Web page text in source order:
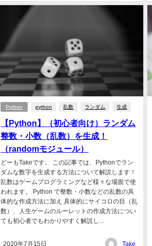
Python python 乱数 ランダム 生成
【Python】（初心者向け）ランダム
整数・小数（乱数）を生成！
（randomモジュール）
どーもTakeです。 この記事では、Pythonでラン
ダムな数字を生成する方法について解説します！
乱数はゲームプログラミングなど様々な場面で使
われます。 Python で整数・小数などの乱数の具
体的な作成方法に加え 具体的にサイコロの目（乱
数）、人生ゲームのルーレットの作成方法につい
ても初心者でもわかりやすく解説し...
2020年7月15日 Take